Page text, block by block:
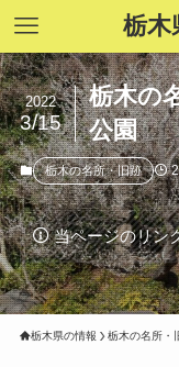
栃木
栃木の
公園
2022
3/15
栃木の名所・旧跡
当ページのリン
栃木県の情報 栃木の名所・